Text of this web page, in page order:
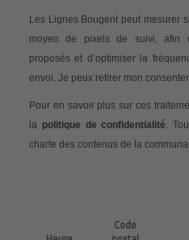
Les Lignes Bougent peut mesurer
moyen de pixels de suivi, afin
proposés et d’optimiser la
envoi. Je peux retirer mon
Pour en savoir plus sur ces
la politique de confidentialité.
charte des contenus de la
Code